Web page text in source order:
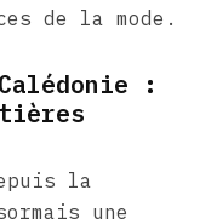
de la mode.
:
la
une